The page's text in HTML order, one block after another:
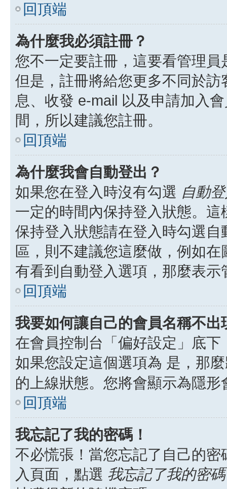
回頂端
為什麼我必須註冊？
您不一定要註冊，這要看管理
但是，註冊將給您更多不同於
息、收發 e-mail 以及申請加入
間，所以建議您註冊。
回頂端
為什麼我會自動登出？
如果您在登入時沒有勾選 自動
一定的時間內保持登入狀態。
保持登入狀態請在登入時勾選
區，則不建議您這麼做，例如
有看到自動登入選項，那麼表
回頂端
我要如何讓自己的會員名稱不
在會員控制台「偏好設定」底
如果您設定這個選項為 是 ，那
的上線狀態。您將會顯示為隱形
回頂端
我忘記了我的密碼！
不必慌張！當您忘記了自己的
入頁面，點選 我忘記了我的密碼